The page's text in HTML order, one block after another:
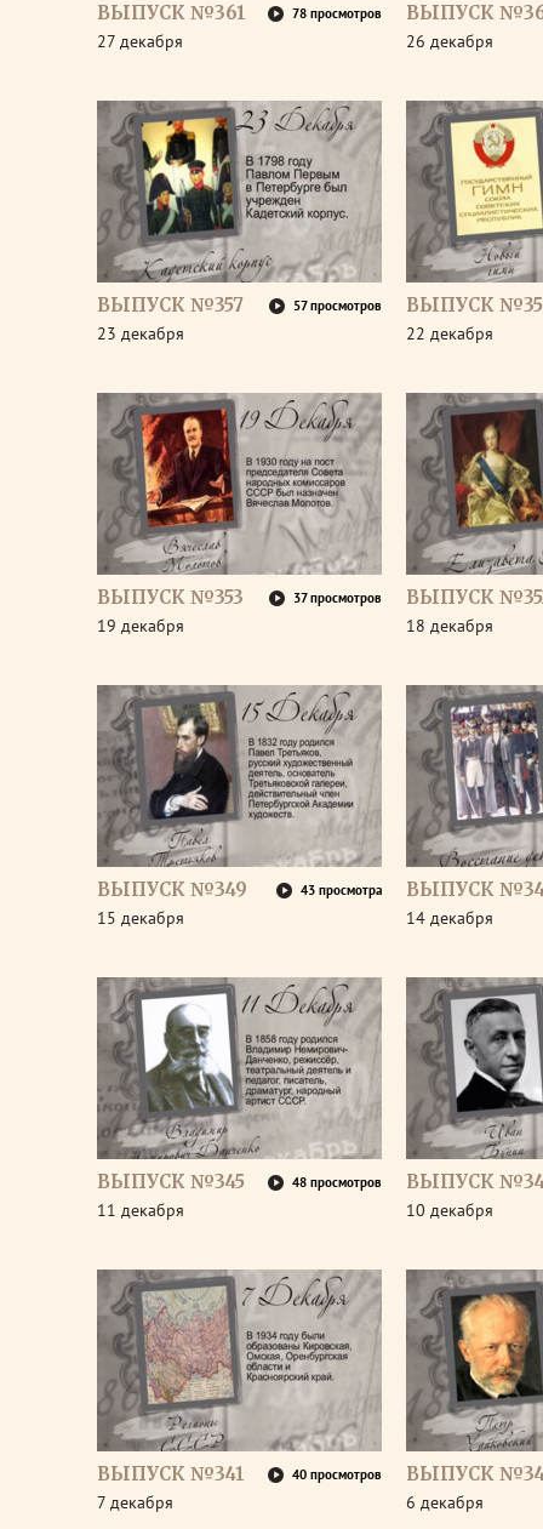
ВЫПУСК №361 78 просмотров
27 декабря
ВЫПУСК
26 декабря
ВЫПУСК №357 57 просмотров
23 декабря
ВЫПУСК
22 декабря
ВЫПУСК №353 37 просмотров
19 декабря
ВЫПУСК
18 декабря
ВЫПУСК №349 43 просмотра
15 декабря
ВЫПУСК
14 декабря
ВЫПУСК №345 48 просмотров
11 декабря
ВЫПУСК
10 декабря
ВЫПУСК №341 40 просмотров
7 декабря
ВЫПУСК
6 декабря